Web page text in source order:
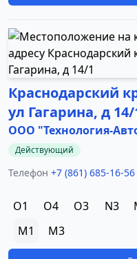
Краснодарский
ул Гагарина, д 14/
ООО "Технология-
Действующий
Телефон +7 (861) 685-16-56
O1 O4 O3 N3
M1
M3